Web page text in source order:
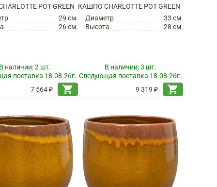
POT GREEN
29 см.
26 см.
наличии:2 шт.
поставка 18.08.26г.
7 564 ₽
shopping_cart
КАШПО CHARLOTTE POT GREEN
Диаметр
33 см.
Высота
28 см.
В наличии:3 шт.
Следующая поставка 18.08.26г.
9 319 ₽
shopping_cart